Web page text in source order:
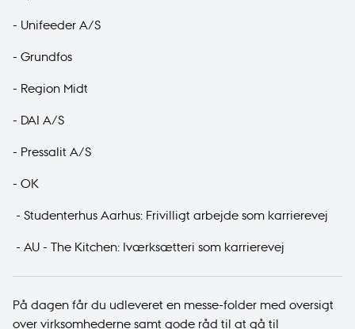
- Unifeeder A/S
- Grundfos
- Region Midt
- DAI A/S
- Pressalit A/S
- OK
- Studenterhus Aarhus: Frivilligt arbejde som karrierevej
- AU - The Kitchen: Iværksætteri som karrierevej
På dagen får du udleveret en messe-folder med oversigt
over virksomhederne samt gode råd til at gå til